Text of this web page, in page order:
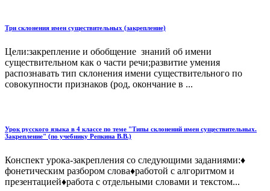
Три склонения имен существительных (закрепление)
Цели:закрепление и обобщение знаний об имени
существительном как о части речи;развитие умения
распознавать тип склонения имени существительного по
совокупности признаков (род, окончание в ...
Урок русского языка в 4 классе по теме "Типы склонений имен существительных.
Закрепление" (по учебнику Репкина В.В.)
Конспект урока-закрепления со следующими заданиями:♦
фонетическим разбором слова♦работой с алгоритмом и
презентацией♦работа с отдельными словами и текстом...